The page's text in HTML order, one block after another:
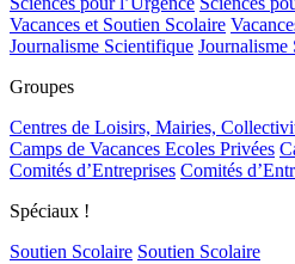
Vacances et Soutien Scolaire
Journalisme Scientifique Journalisme
Groupes
Centres de Loisirs, Mairies,
Camps de Vacances Ecoles Privées
Comités d’Entreprises Comités
Spéciaux !
Soutien Scolaire Soutien Scolaire